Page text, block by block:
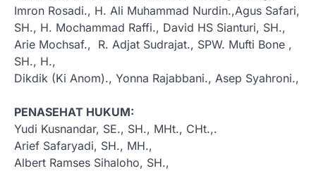
Imron Rosadi., H. Ali Muhammad Nurdin.,Agus Safari,
SH., H. Mochammad Raffi., David HS Sianturi, SH.,
Arie Mochsaf., R. Adjat Sudrajat., SPW. Mufti Bone ,
SH., H.,
Dikdik (Ki Anom)., Yonna Rajabbani., Asep Syahroni.,
PENASEHAT HUKUM:
Yudi Kusnandar, SE., SH., MHt., CHt.,.
Arief Safaryadi, SH., MH.,
Albert Ramses Sihaloho, SH.,